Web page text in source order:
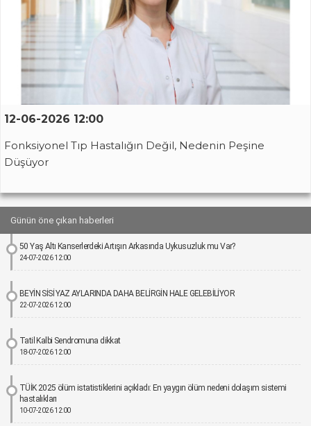
12-06-2026 12:00
Fonksiyonel Tıp Hastalığın Değil, Nedenin Peşine
Düşüyor
Günün öne çıkan haberleri
50 Yaş Altı Kanserlerdeki Artışın Arkasında Uykusuzluk mu Var?
24-07-2026 12:00
BEYİN SİSİ YAZ AYLARINDA DAHA BELİRGİN HALE GELEBİLİYOR
22-07-2026 12:00
Tatil Kalbi Sendromuna dikkat
18-07-2026 12:00
TÜİK 2025 ölüm istatistiklerini açıkladı: En yaygın ölüm nedeni dolaşım sistemi
hastalıkları
10-07-2026 12:00